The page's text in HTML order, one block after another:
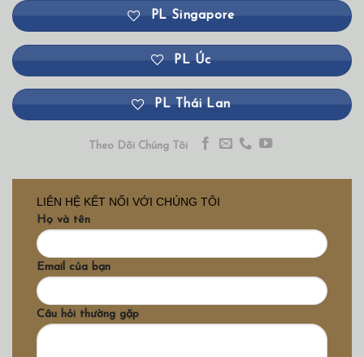
PL Singapore
PL Úc
PL Thái Lan
Theo Dõi Chúng Tôi
LIÊN HỆ KẾT NỐI VỚI CHÚNG TÔI
Họ và tên
Email của bạn
Câu hỏi thường gặp